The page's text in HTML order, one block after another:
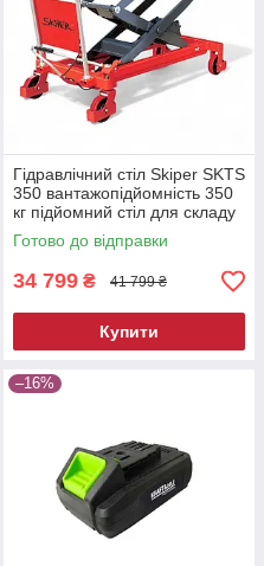
Гідравлічний стіл Skiper SKTS
350 вантажопідйомність 350
кг підйомний стіл для складу
та СТО
Готово до відправки
34 799 ₴ 41 799 ₴
Купити
–16%